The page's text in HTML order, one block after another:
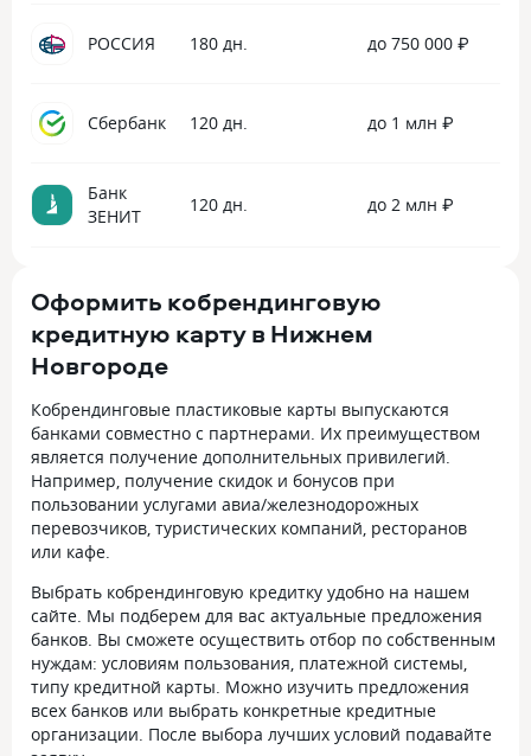
РОССИЯ 180 дн. до 750 000 ₽
Сбербанк 120 дн. до 1 млн ₽
Банк
ЗЕНИТ
120 дн. до 2 млн ₽
Оформить кобрендинговую
кредитную карту в Нижнем
Новгороде
Кобрендинговые пластиковые карты выпускаются
банками совместно с партнерами. Их преимуществом
является получение дополнительных привилегий.
Например, получение скидок и бонусов при
пользовании услугами авиа/железнодорожных
перевозчиков, туристических компаний, ресторанов
или кафе.
Выбрать кобрендинговую кредитку удобно на нашем
сайте. Мы подберем для вас актуальные предложения
банков. Вы сможете осуществить отбор по собственным
нуждам: условиям пользования, платежной системы,
типу кредитной карты. Можно изучить предложения
всех банков или выбрать конкретные кредитные
организации. После выбора лучших условий подавайте